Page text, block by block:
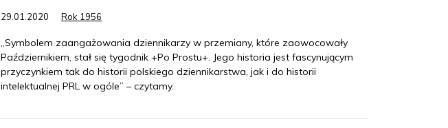
29.01.2020 Rok 1956
„Symbolem zaangażowania dziennikarzy w przemiany, które zaowocowały
Październikiem, stał się tygodnik +Po Prostu+. Jego historia jest fascynującym
przyczynkiem tak do historii polskiego dziennikarstwa, jak i do historii
intelektualnej PRL w ogóle” – czytamy.